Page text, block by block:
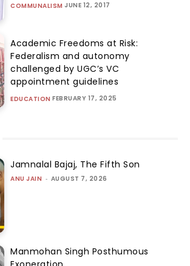
COMMUNALISM JUNE 12, 2017
Academic Freedoms at Risk:
Federalism and autonomy
challenged by UGC’s VC
appointment guidelines
EDUCATION FEBRUARY 17, 2025
Jamnalal Bajaj, The Fifth Son
ANU JAIN - AUGUST 7, 2026
Manmohan Singh Posthumous